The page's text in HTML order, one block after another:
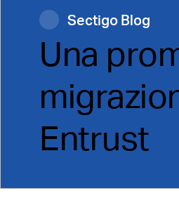
Sectigo Blog
Una
Entrust